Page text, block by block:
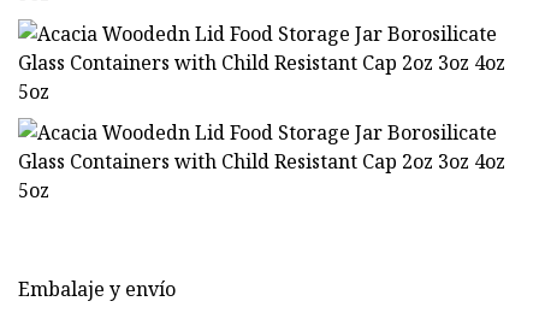
Embalaje y envío